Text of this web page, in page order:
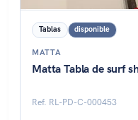
Tablas disponible
MATTA
Matta Tabla de surf
Ref. RL-PD-C-000453